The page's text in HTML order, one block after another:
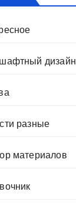
дизайн
разные
материалов